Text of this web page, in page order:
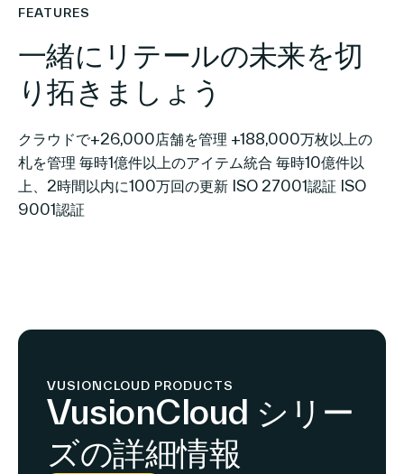
FEATURES
一緒にリテールの未来を切
り拓きましょう
クラウドで+26,000店舗を管理 +188,000万枚以上の
札を管理 毎時1億件以上のアイテム統合 毎時10億件以
上、2時間以内に100万回の更新 ISO 27001認証 ISO
9001認証
VUSIONCLOUD PRODUCTS
VusionCloud シリー
ズの詳細情報